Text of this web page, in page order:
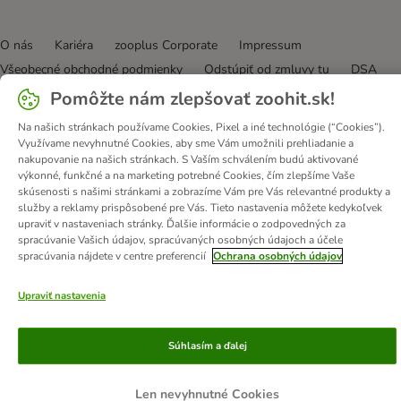
O nás Kariéra zooplus Corporate
Impressum
Všeobecné obchodné podmienky
Odstúpiť od zmluvy tu
DSA
Likvidácia odpadov
Kontakt
Poštovné a doba doručenia
Opt-out
Vyhlásenie o prístupnosti
© zooplus SE2026
Pomôžte nám zlepšovať zoohit.sk!
Na našich stránkach používame Cookies, Pixel a iné technológie (“Cookies”).
Využívame nevyhnutné Cookies, aby sme Vám umožnili prehliadanie a
nakupovanie na našich stránkach. S Vaším schválením budú aktivované
výkonné, funkčné a na marketing potrebné Cookies, čím zlepšíme Vaše
skúsenosti s našimi stránkami a zobrazíme Vám pre Vás relevantné produkty a
služby a reklamy prispôsobené pre Vás. Tieto nastavenia môžete kedykoľvek
upraviť v nastaveniach stránky. Ďalšie informácie o zodpovedných za
spracúvanie Vašich údajov, spracúvaných osobných údajoch a účele
spracúvania nájdete v centre preferencií Ochrana osobných údajov
Upraviť nastavenia
Len nevyhnutné Cookies
Súhlasím a ďalej